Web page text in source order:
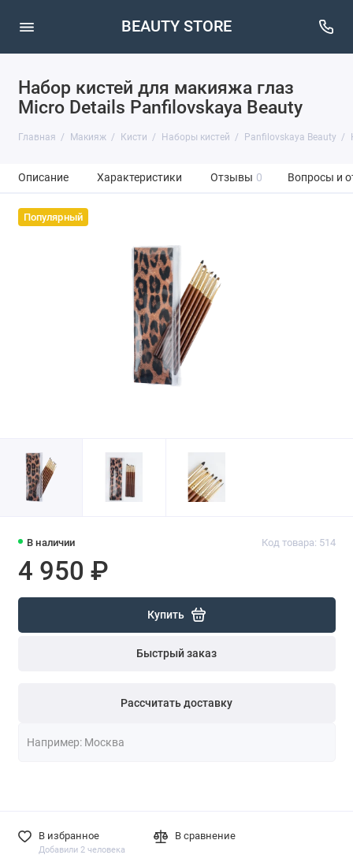
BEAUTY STORE
Набор кистей для макияжа глаз
Micro Details Panfilovskaya Beauty
Главная Макияж Кисти Наборы кистей Panfilovskaya Beauty
Описание Характеристики Отзывы 0 Вопросы и
Популярный
В наличии Код товара: 514
4 950 ₽
Купить
Быстрый заказ
Рассчитать доставку
В избранное
Добавили 2 человека
В сравнение